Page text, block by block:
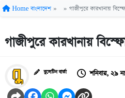
Home বাংলাদেশ » » গাজীপুরে কারখানায়
গাজীপুরে কারখানায়
বুলেটিন বার্তা শনিবার, ২৯